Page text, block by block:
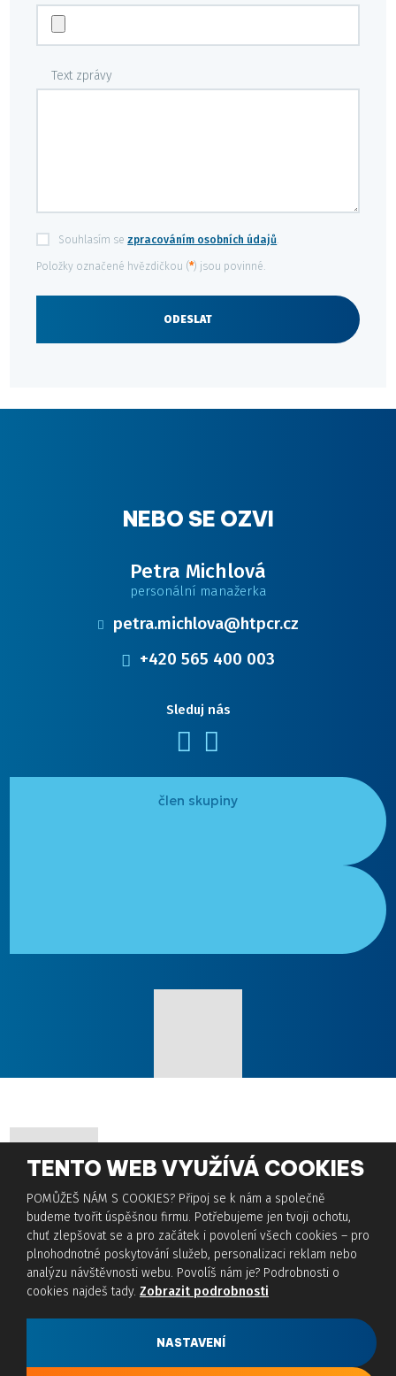
Text zprávy
Souhlasím
se
zpracováním
osobních
Souhlasím sezpracováním osobních údajů.
Položky označené hvězdičkou (*) jsou povinné.
ODESLAT
nepodařilo
NEBO SE OZVI
Petra Michlová
personální manažerka
petra.michlova@htpcr.cz
+420 565 400 003
Sleduj nás
Facebook
člen skupiny
© 2026, HTP s.r.o., vytvořila eBRÁNA s.r.o.
Podmínky použití |Mapa stránek | Nastavení cookies
Tento web je chráněn pomocí Google ReCAPTCHA a platí pro něj
TENTO WEB VYUŽÍVÁ COOKIES
POMŮŽEŠ NÁM S COOKIES? Připoj se k nám a společně
budeme tvořit úspěšnou firmu. Potřebujeme jen tvoji ochotu,
chuť zlepšovat se a pro začátek i povolení všech cookies – pro
plnohodnotné poskytování služeb, personalizaci reklam nebo
analýzu návštěvnosti webu. Povolíš nám je? Podrobnosti o
cookies najdeš tady. Zobrazit podrobnosti
NASTAVENÍ